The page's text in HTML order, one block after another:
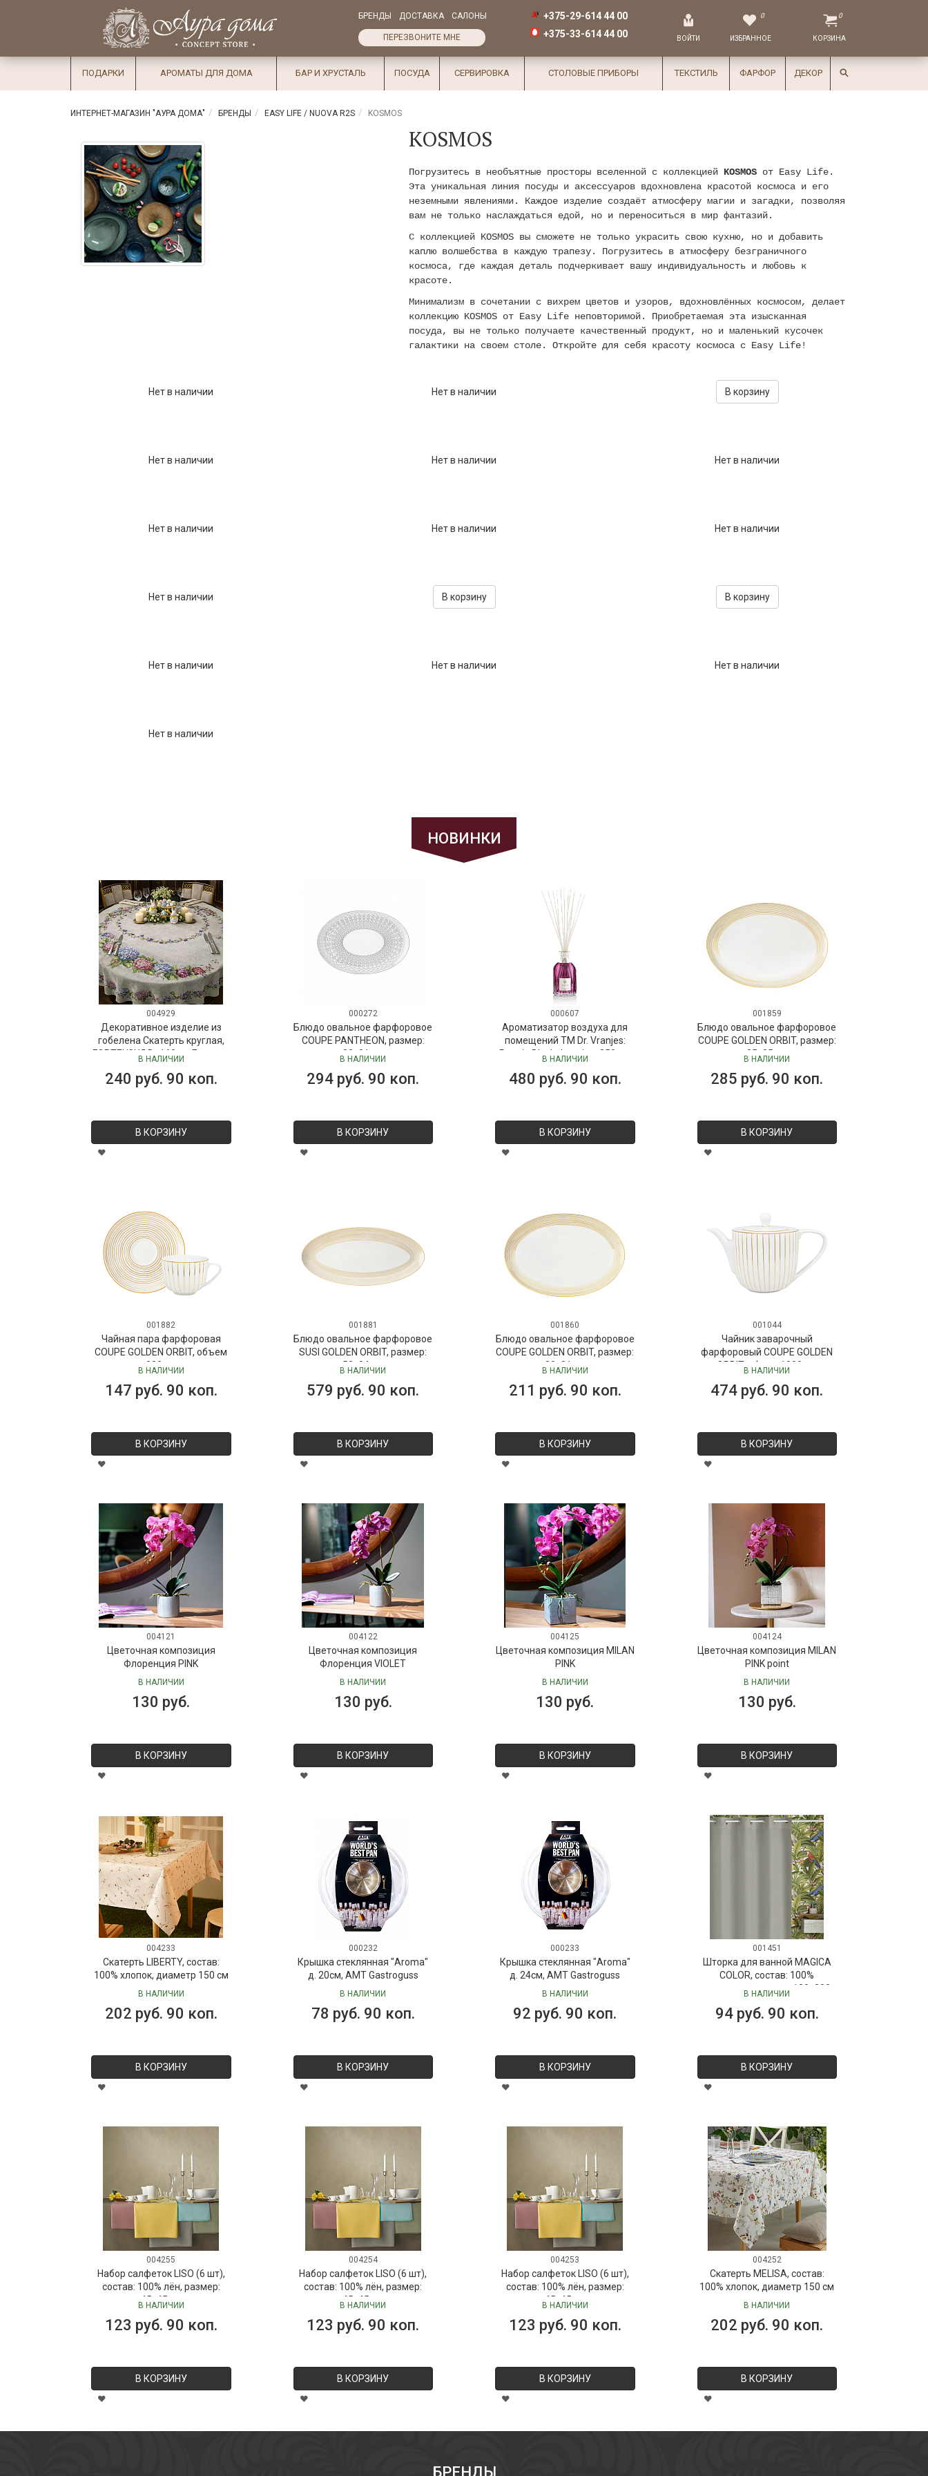
Избранное
×
СалоныДоставка
Оплата
Подарки
Ароматы
Сервировка
Столовые
приборы
БРЕНДЫ ДОСТАВКА САЛОНЫ
ПЕРЕЗВОНИТЕ МНЕ
+375-29-614 44 00
+375-33-614 44 00
ВОЙТИ
0
ИЗБРАННОЕ
0
КОРЗИНА
ПОДАРКИ АРОМАТЫ ДЛЯ ДОМА БАР И ХРУСТАЛЬ ПОСУДА СЕРВИРОВКА СТОЛОВЫЕ ПРИБОРЫ ТЕКСТИЛЬ ФАРФОР ДЕКОР
ИНТЕРНЕТ-МАГАЗИН "АУРА ДОМА" БРЕНДЫ EASY LIFE / NUOVA R2S KOSMOS
KOSMOS
Погрузитесь в необъятные просторы вселенной с коллекцией KOSMOS от Easy Life.
Эта уникальная линия посуды и аксессуаров вдохновлена красотой космоса и его
неземными явлениями. Каждое изделие создаёт атмосферу магии и загадки, позволяя
вам не только наслаждаться едой, но и переноситься в мир фантазий.
С коллекцией KOSMOS вы сможете не только украсить свою кухню, но и добавить
каплю волшебства в каждую трапезу. Погрузитесь в атмосферу безграничного
космоса, где каждая деталь подчеркивает вашу индивидуальность и любовь к
красоте.
Минимализм в сочетании с вихрем цветов и узоров, вдохновлённых космосом, делает
коллекцию KOSMOS от Easy Life неповторимой. Приобретаемая эта изысканная
посуда, вы не только получаете качественный продукт, но и маленький кусочек
галактики на своем столе. Откройте для себя красоту космоса с Easy Life!
Нет в наличии Нет в наличии В корзину
Нет в наличии Нет в наличии Нет в наличии
Нет в наличии Нет в наличии Нет в наличии
Нет в наличии В корзину В корзину
Нет в наличии Нет в наличии Нет в наличии
Нет в наличии
НОВИНКИ
004929
Декоративное изделие из
гобелена Скатерть круглая,
ГОРТЕНЗИЯ D=160 см Бельгия
В НАЛИЧИИ
240 руб. 90 коп.
В КОРЗИНУ
000272
Блюдо овальное фарфоровое
COUPE PANTHEON, размер:
30х21 см
В НАЛИЧИИ
294 руб. 90 коп.
В КОРЗИНУ
000607
Ароматизатор воздуха для
помещений ТМ Dr. Vranjes:
Peonia Black Jasmine, 250 мл
Vranjes
В НАЛИЧИИ
480 руб. 90 коп.
В КОРЗИНУ
001859
Блюдо овальное фарфоровое
COUPE GOLDEN ORBIT, размер:
35х25 см
В НАЛИЧИИ
285 руб. 90 коп.
В КОРЗИНУ
001882
Чайная пара фарфоровая
COUPE GOLDEN ORBIT, объем
280 мл
В НАЛИЧИИ
147 руб. 90 коп.
В КОРЗИНУ
001881
Блюдо овальное фарфоровое
SUSI GOLDEN ORBIT, размер:
52х24 см
В НАЛИЧИИ
579 руб. 90 коп.
В КОРЗИНУ
001860
Блюдо овальное фарфоровое
COUPE GOLDEN ORBIT, размер:
30х21 см
В НАЛИЧИИ
211 руб. 90 коп.
В КОРЗИНУ
001044
Чайник заварочный
фарфоровый COUPE GOLDEN
ORBIT, объем 1000 мл
В НАЛИЧИИ
474 руб. 90 коп.
В КОРЗИНУ
004121
Цветочная композиция
Флоренция PINK
В НАЛИЧИИ
130 руб.
В КОРЗИНУ
004122
Цветочная композиция
Флоренция VIOLET
В НАЛИЧИИ
130 руб.
В КОРЗИНУ
004125
Цветочная композиция MILAN
PINK
В НАЛИЧИИ
130 руб.
В КОРЗИНУ
004124
Цветочная композиция MILAN
PINK point
В НАЛИЧИИ
130 руб.
В КОРЗИНУ
004233
Скатерть LIBERTY, состав:
100% хлопок, диаметр 150 см
В НАЛИЧИИ
202 руб. 90 коп.
В КОРЗИНУ
000232
Крышка стеклянная "Aroma"
д. 20см, AMT Gastroguss
В НАЛИЧИИ
78 руб. 90 коп.
В КОРЗИНУ
000233
Крышка стеклянная "Aroma"
д. 24см, AMT Gastroguss
В НАЛИЧИИ
92 руб. 90 коп.
В КОРЗИНУ
001451
Шторка для ванной MAGICA
COLOR, состав: 100%
полиэстер, размер: 180х200
В НАЛИЧИИ
94 руб. 90 коп.
В КОРЗИНУ
004255
Набор салфеток LISO (6 шт),
состав: 100% лён, размер:
45х45 см
В НАЛИЧИИ
123 руб. 90 коп.
В КОРЗИНУ
004254
Набор салфеток LISO (6 шт),
состав: 100% лён, размер:
45х45 см
В НАЛИЧИИ
123 руб. 90 коп.
В КОРЗИНУ
004253
Набор салфеток LISO (6 шт),
состав: 100% лён, размер:
45х45 см
В НАЛИЧИИ
123 руб. 90 коп.
В КОРЗИНУ
004252
Скатерть MELISA, состав:
100% хлопок, диаметр 150 см
В НАЛИЧИИ
202 руб. 90 коп.
В КОРЗИНУ
БРЕНДЫ